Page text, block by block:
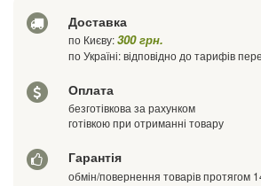
Ваш телефон
Доставка
по Києву:300 грн.
по Україні: відповідно до тарифів
Оплата
безготівкова за рахунком
готівкою при отриманні товару
Гарантія
обмін/повернення товарів протягом